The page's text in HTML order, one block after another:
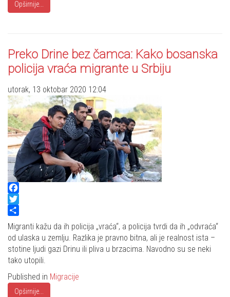
Opširnije...
Preko Drine bez čamca: Kako bosanska
policija vraća migrante u Srbiju
utorak, 13 oktobar 2020 12:04
Facebook
Twitter
Share
Migranti kažu da ih policija „vraća“, a policija tvrdi da ih „odvraća“
od ulaska u zemlju. Razlika je pravno bitna, ali je realnost ista –
stotine ljudi gazi Drinu ili pliva u brzacima. Navodno su se neki
tako utopili.
Published in Migracije
Opširnije...